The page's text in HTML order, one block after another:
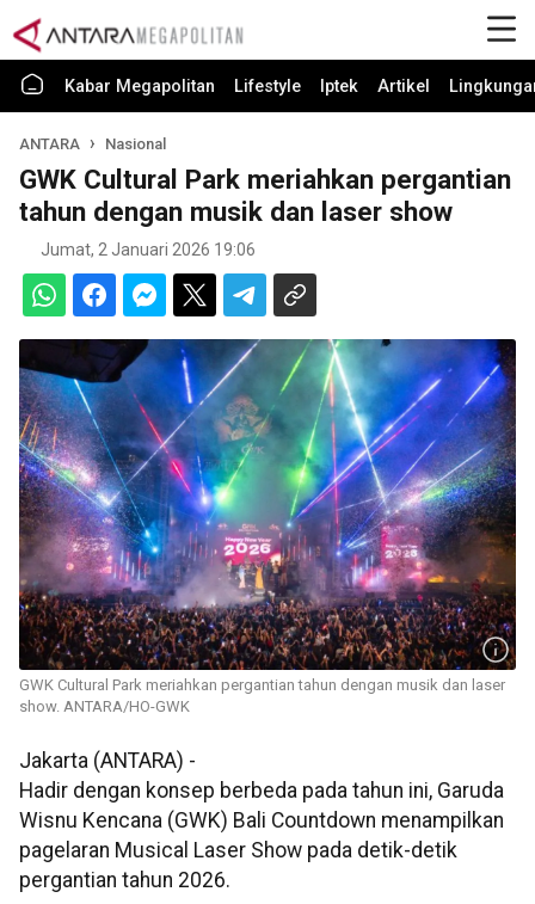
Kabar Megapolitan Lifestyle Iptek Artikel
ANTARA Nasional
GWK Cultural Park meriahkan pergantian
tahun dengan musik dan laser show
Jumat, 2 Januari 2026 19:06
GWK Cultural Park meriahkan pergantian tahun dengan musik dan laser
show. ANTARA/HO-GWK
Jakarta (ANTARA) -
Hadir dengan konsep berbeda pada tahun ini, Garuda
Wisnu Kencana (GWK) Bali Countdown menampilkan
pagelaran Musical Laser Show pada detik-detik
pergantian tahun 2026.